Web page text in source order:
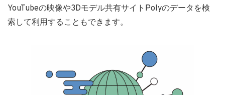
YouTubeの映像や3Dモデル共有サイトPolyのデータを検
索して利用することもできます。